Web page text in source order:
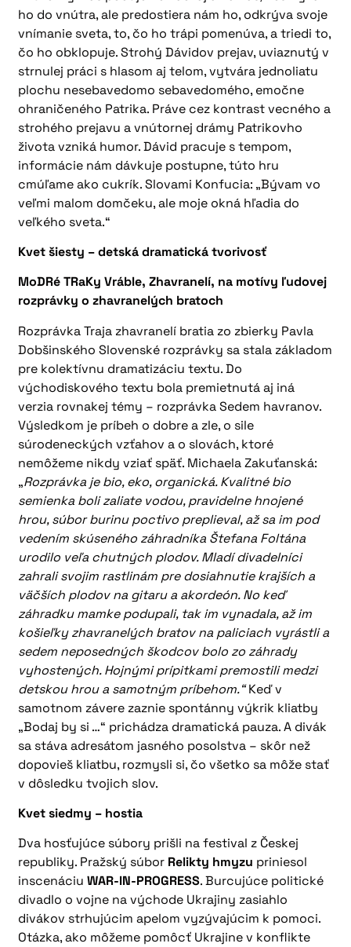
ho do vnútra, ale predostiera nám ho, odkrýva svoje
vnímanie sveta, to, čo ho trápi pomenúva, a triedi to,
čo ho obklopuje. Strohý Dávidov prejav, uviaznutý v
strnulej práci s hlasom aj telom, vytvára jednoliatu
plochu nesebavedomo sebavedomého, emočne
ohraničeného Patrika. Práve cez kontrast vecného a
strohého prejavu a vnútornej drámy Patrikovho
života vzniká humor. Dávid pracuje s tempom,
informácie nám dávkuje postupne, túto hru
cmúľame ako cukrík. Slovami Konfucia: „Bývam vo
veľmi malom domčeku, ale moje okná hľadia do
veľkého sveta.“
Kvet šiesty – detská dramatická tvorivosť
MoDRé TRaKy Vráble, Zhavranelí, na motívy ľudovej
rozprávky o zhavranelých bratoch
Rozprávka Traja zhavranelí bratia zo zbierky Pavla
Dobšinského Slovenské rozprávky sa stala základom
pre kolektívnu dramatizáciu textu. Do
východiskového textu bola premietnutá aj iná
verzia rovnakej témy – rozprávka Sedem havranov.
Výsledkom je príbeh o dobre a zle, o sile
súrodeneckých vzťahov a o slovách, ktoré
nemôžeme nikdy vziať späť. Michaela Zakuťanská:
„Rozprávka je bio, eko, organická. Kvalitné bio
semienka boli zaliate vodou, pravidelne hnojené
hrou, súbor burinu poctivo preplieval, až sa im pod
vedením skúseného záhradníka Štefana Foltána
urodilo veľa chutných plodov. Mladí divadelníci
zahrali svojim rastlinám pre dosiahnutie krajších a
väčších plodov na gitaru a akordeón. No keď
záhradku mamke podupali, tak im vynadala, až im
košieľky zhavranelých bratov na paliciach vyrástli a
sedem neposedných škodcov bolo zo záhrady
vyhostených. Hojnými prípitkami premostili medzi
detskou hrou a samotným príbehom.“Keď v
samotnom závere zaznie spontánny výkrik kliatby
„Bodaj by si …“ prichádza dramatická pauza. A divák
sa stáva adresátom jasného posolstva – skôr než
dopovieš kliatbu, rozmysli si, čo všetko sa môže stať
v dôsledku tvojich slov.
Kvet siedmy – hostia
Dva hosťujúce súbory prišli na festival z Českej
republiky. Pražský súbor Relikty hmyzu priniesol
inscenáciuWAR-IN-PROGRESS. Burcujúce politické
divadlo o vojne na východe Ukrajiny zasiahlo
divákov strhujúcim apelom vyzývajúcim k pomoci.
Otázka, ako môžeme pomôcť Ukrajine v konflikte